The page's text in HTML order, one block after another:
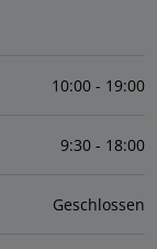
10:00 - 19:00
9:30 - 18:00
Geschlossen